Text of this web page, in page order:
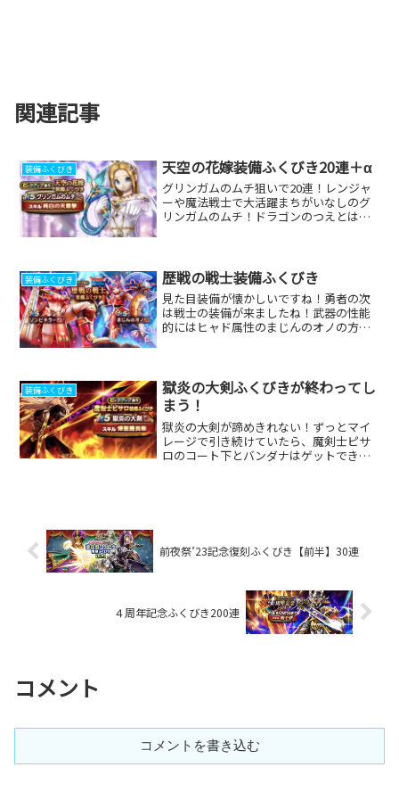
関連記事
装備ふくびき 天空の花嫁装備ふくびき20連＋α
グリンガムのムチ狙いで20連！レンジャ
ーや魔法戦士で大活躍まちがいなしのグ
リンガムのムチ！ドラゴンのつえとはま
いですが、個人的にはバ...
装備ふくびき 歴戦の戦士装備ふくびき
見た目装備が懐かしいですね！勇者の次
は戦士の装備が来ましたね！武器の性能
的にはヒャド属性のまじんのオノの方が
ました！まずは10連目！...
装備ふくびき
獄炎の大剣ふくびきが終わってし
まう！
獄炎の大剣が諦めきれない！ずっとマイ
レージで引き続けていたら、魔剣士ピサ
ロのコート下とバンダナはゲットできま
前夜祭’23記念復刻ふくびき【前半】30連
４周年記念ふくびき200連
コメント
コメントを書き込む